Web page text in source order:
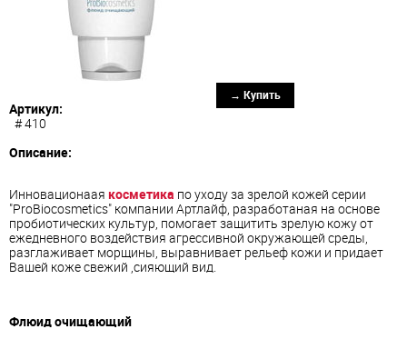
→ Купить
Артикул:
# 410
Описание:
Инновационаая косметика по уходу за зрелой кожей серии
"ProBiocosmetics" компании Артлайф, разработаная на основе
пробиотических культур, помогает защитить зрелую кожу от
ежедневного воздействия агрессивной окружающей среды,
разглаживает морщины, выравнивает рельеф кожи и придает
Вашей коже свежий ,сияющий вид.
Флюид очищающий